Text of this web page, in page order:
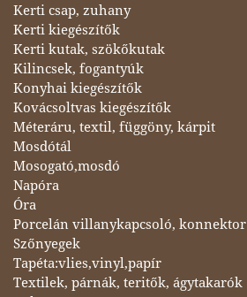
Kerti csap, zuhany
Kerti kiegészítők
Kerti kutak, szökőkutak
Kilincsek, fogantyúk
Konyhai kiegészítők
Kovácsoltvas kiegészítők
Méteráru, textil, függöny, kárpit
Mosdótál
Mosogató,mosdó
Napóra
Óra
Porcelán villanykapcsoló, konnektor
Szőnyegek
Tapéta:vlies,vinyl,papír
Textilek, párnák, teritők, ágytakarók